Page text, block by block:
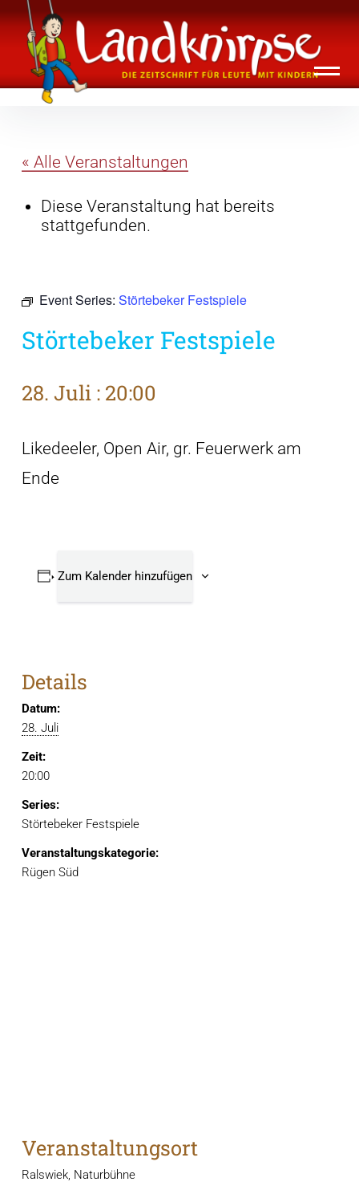
Inhalte
überspringen
Landknirpse – Die Zeitschrift für Leute
mit Kindern
« Alle Veranstaltungen
Diese Veranstaltung hat bereits
stattgefunden.
Event Series: Störtebeker Festspiele
Störtebeker Festspiele
28. Juli : 20:00
Likedeeler, Open Air, gr. Feuerwerk am
Ende
Zum Kalender hinzufügen
Details
Datum:
28. Juli
Zeit:
20:00
Series:
Störtebeker Festspiele
Veranstaltungskategorie:
Rügen Süd
Veranstaltungsort
Ralswiek, Naturbühne